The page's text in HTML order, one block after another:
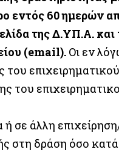
εντός 60 ημερών
της Δ.ΥΠ.Α.
(email). Οι εν
του
ή σε άλλη
στη δράση όσο κατά